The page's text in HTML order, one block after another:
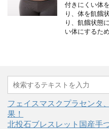
付きにくい体
り、体を飢餓
り、飢餓状態
い体にするた
フェイスマスクプラセンタ
果！
北投石ブレスレット国産手